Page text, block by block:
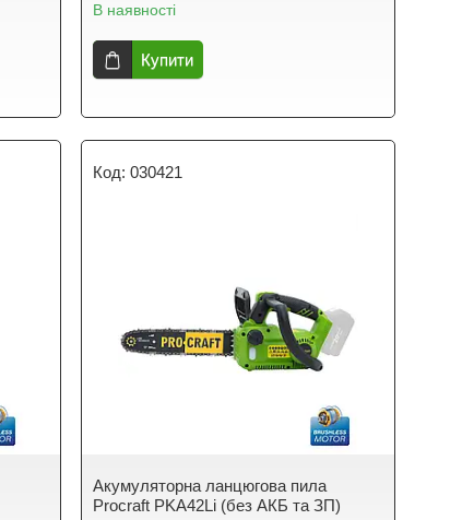
В наявності
Купити
030421
Акумуляторна ланцюгова пила
Procraft PKA42Li (без АКБ та ЗП)